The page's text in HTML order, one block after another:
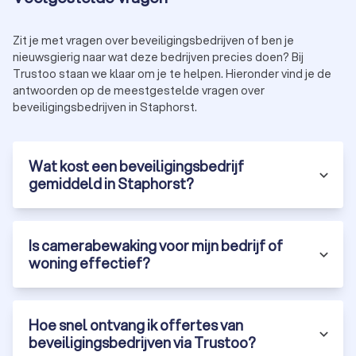
bedreigingen en kwetsbaarheden, zodat de juiste
Implementatie:na akkoord op het beveiligingsplan
worden de maatregelen uitgevoerd. Dit varieert van de
inzet van beveiligers tot de installatie van technische
beveiligingssystemen.
Evaluatie en onderhoud:regelmatige controles en
omstandigheden.
Door dit proces te volgen, zorgt een beveiligingsbedrijf in
Staphorst ervoor dat jouw veiligheid optimaal wordt
gewaarborgd.
Waarom kiezen voor een professioneel
beveiligingsbedrijf in Staphorst?
Staphorst biedt veel voordelen:
Ervaring:beveiligingsprofessionals beschikken over de
expertise om op diverse situaties in te spelen, van
Zit je met vragen over beveiligingsbedrijven of ben je
nieuwsgierig naar wat deze bedrijven precies doen? Bij
Trustoo staan we klaar om je te helpen. Hieronder vind je de
antwoorden op de meestgestelde vragen over
beveiligingsbedrijven in Staphorst.
Wat kost een beveiligingsbedrijf
gemiddeld in Staphorst?
Is camerabewaking voor mijn bedrijf of
woning effectief?
Hoe snel ontvang ik offertes van
beveiligingsbedrijven via Trustoo?